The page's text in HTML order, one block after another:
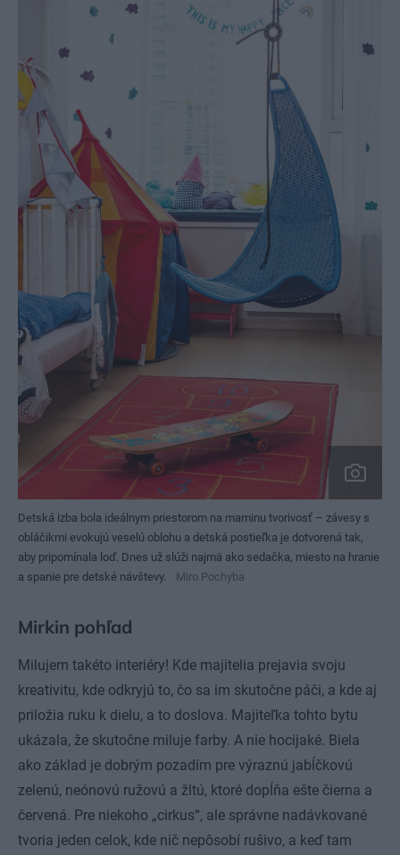
Detská izba bola ideálnym priestorom na maminu tvorivosť – závesy s
obláčikmi evokujú veselú oblohu a detská postieľka je dotvorená tak,
aby pripomínala loď. Dnes už slúži najmä ako sedačka, miesto na hranie
a spanie pre detské návštevy.
Miro Pochyba
Mirkin pohľad
Milujem takéto interiéry! Kde majitelia prejavia svoju
kreativitu, kde odkryjú to, čo sa im skutočne páči, a kde aj
priložia ruku k dielu, a to doslova. Majiteľka tohto bytu
ukázala, že skutočne miluje farby. A nie hocijaké. Biela
ako základ je dobrým pozadím pre výraznú jabĺčkovú
zelenú, neónovú ružovú a žltú, ktoré dopĺňa ešte čierna a
červená. Pre niekoho „cirkus“, ale správne nadávkované
tvoria jeden celok, kde nič nepôsobí rušivo, a keď tam